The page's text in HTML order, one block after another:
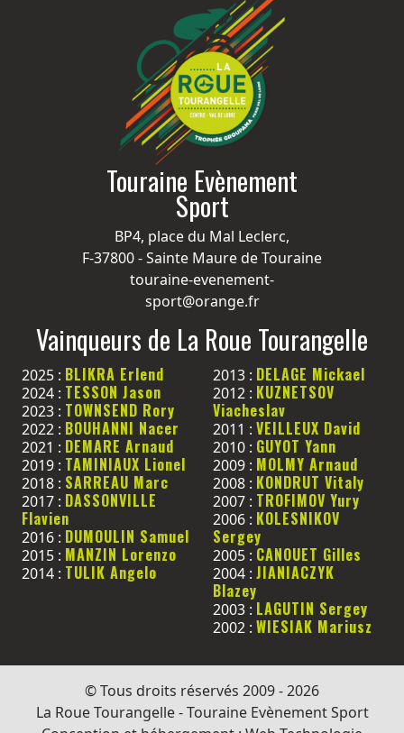
Touraine Evènement
Sport
BP4, place du Mal Leclerc,
F-37800 - Sainte Maure de Touraine
touraine-evenement-
sport@orange.fr
Vainqueurs de La Roue Tourangelle
2025 : BLIKRA Erlend
2024 : TESSON Jason
2023 : TOWNSEND Rory
2022 : BOUHANNI Nacer
2021 : DEMARE Arnaud
2019 : TAMINIAUX Lionel
2018 : SARREAU Marc
2017 : DASSONVILLE
Flavien
2016 : DUMOULIN Samuel
2015 : MANZIN Lorenzo
2014 : TULIK Angelo
2013 : DELAGE Mickael
2012 : KUZNETSOV
Viacheslav
2011 : VEILLEUX David
2010 : GUYOT Yann
2009 : MOLMY Arnaud
2008 : KONDRUT Vitaly
2007 : TROFIMOV Yury
2006 : KOLESNIKOV
Sergey
2005 : CANOUET Gilles
2004 : JIANIACZYK
Blazey
2003 : LAGUTIN Sergey
2002 : WIESIAK Mariusz
© Tous droits réservés 2009 - 2026
La Roue Tourangelle - Touraine Evènement Sport